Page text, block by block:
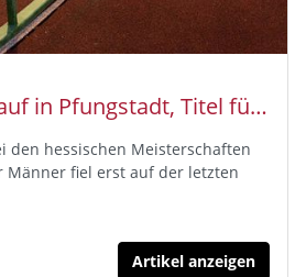
HM Hindernislauf in Pfungstadt, Titel für Julius Hild und Anne Hegewald - SSC Hanau Rodenbach holt fünf Goldmedaillen
den hessischen Meisterschaften
fiel erst auf der letzten
Artikel anzeigen